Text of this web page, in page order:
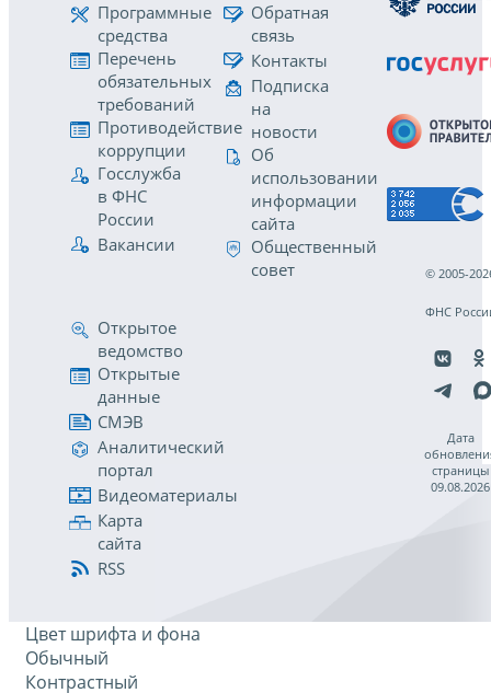
Программные
средства
Перечень
обязательных
требований
Противодействие
коррупции
Госслужба
в ФНС
России
Вакансии
Обратная
связь
Контакты
Подписка
на
новости
Об
использовании
информации
сайта
Общественный
совет
Открытое
ведомство
Открытые
данные
СМЭВ
Аналитический
портал
Видеоматериалы
Карта
сайта
RSS
© 2005-
ФНС
Дата
страницы
09.08.2026
Цвет шрифта и фона
Обычный
Контрастный